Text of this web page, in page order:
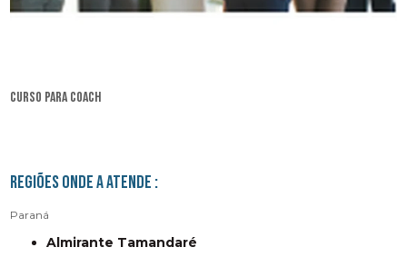
curso para coach
Regiões onde a atende :
Paraná
Almirante Tamandaré